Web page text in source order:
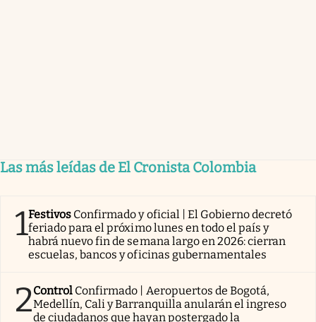
Las más leídas de El Cronista Colombia
1Festivos Confirmado y oficial | El Gobierno decretó
feriado para el próximo lunes en todo el país y
habrá nuevo fin de semana largo en 2026: cierran
escuelas, bancos y oficinas gubernamentales
2Control Confirmado | Aeropuertos de Bogotá,
Medellín, Cali y Barranquilla anularán el ingreso
de ciudadanos que hayan postergado la